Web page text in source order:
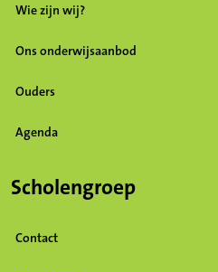
Wie zijn wij?
Ons onderwijsaanbod
Ouders
Agenda
Scholengroep
Contact